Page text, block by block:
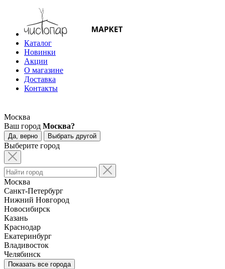
Каталог
Новинки
Акции
О магазине
Доставка
Контакты
Москва
Ваш город Москва?
Да, верно Выбрать другой
Выберите город
Москва
Санкт-Петербург
Нижний Новгород
Новосибирск
Казань
Краснодар
Екатеринбург
Владивосток
Челябинск
Показать все города